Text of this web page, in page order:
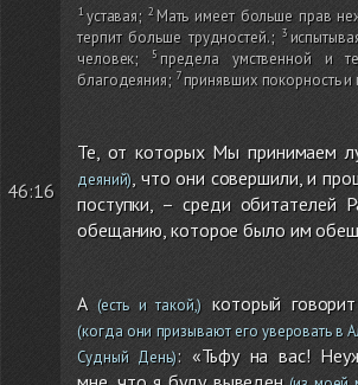
уставая;
Мать имеет больше прав
терпит больше трудностей.;
человек; предела умственной и
благодеяния; принявших покорность
46:16
Те, от которых Мы принимаем
деяний) , что они совершили, и
поступки, – среди обитателей
обещанию, которое было им
А(есть и такой,) который
(когда они призывают его уверовать в
Судный День): «Тьфу на вас!